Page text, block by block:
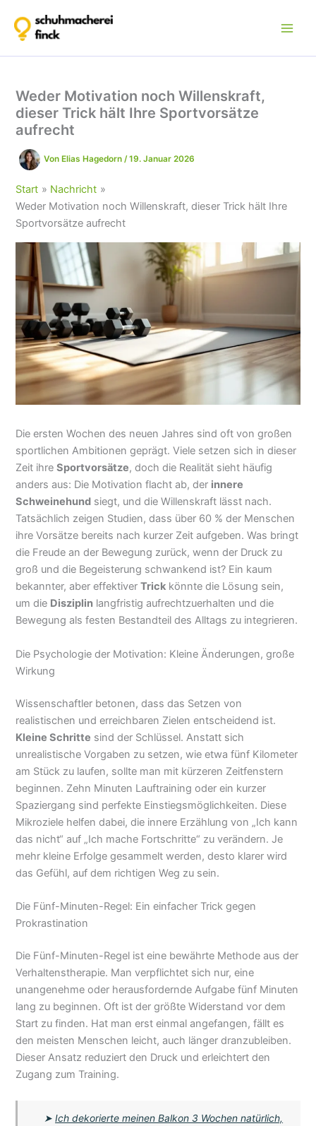
Inhalt
springen
Weder Motivation noch Willenskraft,
dieser Trick hält Ihre Sportvorsätze
aufrecht
Von Elias Hagedorn/19. Januar 2026
Start
Nachricht
Weder Motivation noch Willenskraft, dieser Trick hält Ihre
Sportvorsätze aufrecht
Die ersten Wochen des neuen Jahres sind oft von großen
sportlichen Ambitionen geprägt. Viele setzen sich in dieser
Zeit ihreSportvorsätze, doch die Realität sieht häufig
anders aus: Die Motivation flacht ab, der innere
Schweinehund siegt, und die Willenskraft lässt nach.
Tatsächlich zeigen Studien, dass über 60 % der Menschen
ihre Vorsätze bereits nach kurzer Zeit aufgeben. Was bringt
die Freude an der Bewegung zurück, wenn der Druck zu
groß und die Begeisterung schwankend ist? Ein kaum
bekannter, aber effektiverTrick könnte die Lösung sein,
um die Disziplin langfristig aufrechtzuerhalten und die
Bewegung als festen Bestandteil des Alltags zu integrieren.
Die Psychologie der Motivation: Kleine Änderungen, große
Wirkung
Wissenschaftler betonen, dass das Setzen von
realistischen und erreichbaren Zielen entscheidend ist.
Kleine Schritte sind der Schlüssel. Anstatt sich
unrealistische Vorgaben zu setzen, wie etwa fünf Kilometer
am Stück zu laufen, sollte man mit kürzeren Zeitfenstern
beginnen. Zehn Minuten Lauftraining oder ein kurzer
Spaziergang sind perfekte Einstiegsmöglichkeiten. Diese
Mikroziele helfen dabei, die innere Erzählung von „Ich kann
das nicht“ auf „Ich mache Fortschritte“ zu verändern. Je
mehr kleine Erfolge gesammelt werden, desto klarer wird
das Gefühl, auf dem richtigen Weg zu sein.
Die Fünf-Minuten-Regel: Ein einfacher Trick gegen
Prokrastination
Die Fünf-Minuten-Regel ist eine bewährte Methode aus der
Verhaltenstherapie. Man verpflichtet sich nur, eine
unangenehme oder herausfordernde Aufgabe fünf Minuten
lang zu beginnen. Oft ist der größte Widerstand vor dem
Start zu finden. Hat man erst einmal angefangen, fällt es
den meisten Menschen leicht, auch länger dranzubleiben.
Dieser Ansatz reduziert den Druck und erleichtert den
Zugang zum Training.
➤Ich dekorierte meinen Balkon 3 Wochen natürlich,